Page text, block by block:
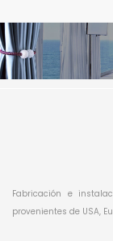
Fabricación e
provenientes de USA,